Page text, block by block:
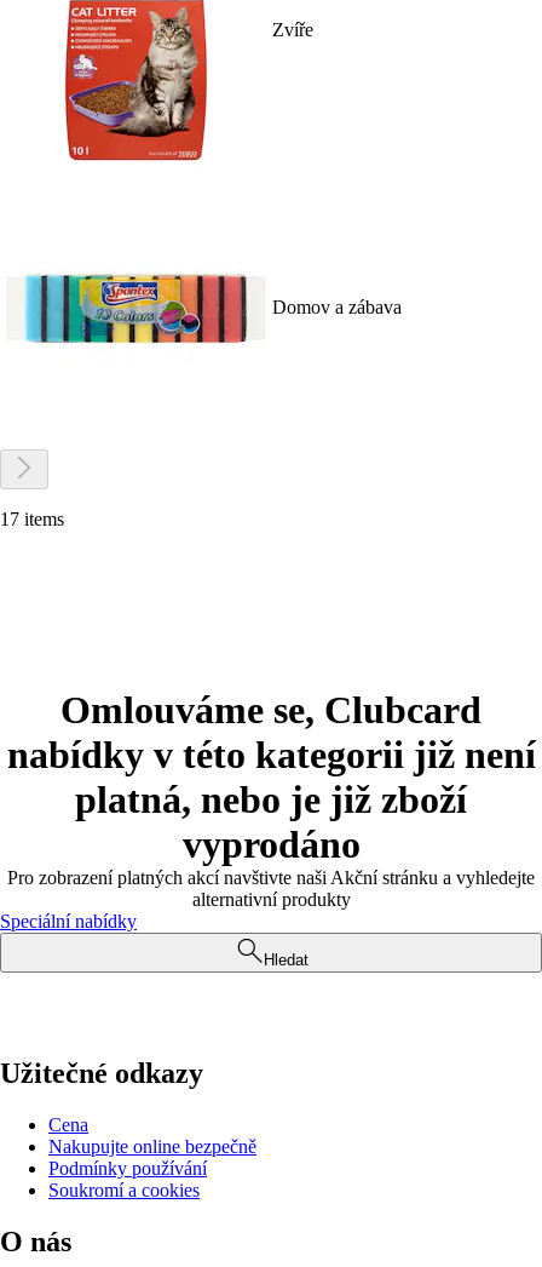
Zvíře
Domov a zábava
17 items
Omlouváme se, Clubcard
nabídky v této kategorii již není
platná, nebo je již zboží
vyprodáno
Pro zobrazení platných akcí navštivte naši Akční stránku a vyhledejte
alternativní produkty
Speciální nabídky
Hledat
Užitečné odkazy
Cena
Nakupujte online bezpečně
Podmínky používání
Soukromí a cookies
O nás